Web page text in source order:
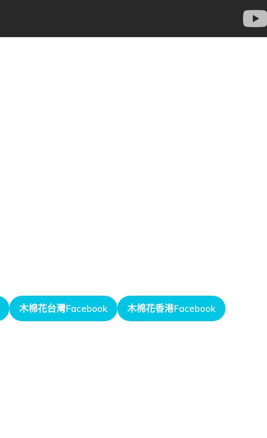
木棉花台灣Facebook 木棉花香港Facebook